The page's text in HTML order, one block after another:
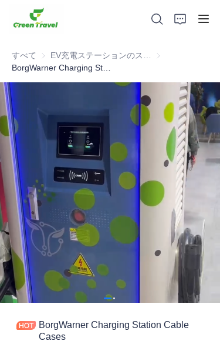
すべて
EV充電ステーシ
BorgWarner Charging Station Cable
Cases
製品
私たちについて
ニュースと協力事例
製造拠点とプロセス
サポート